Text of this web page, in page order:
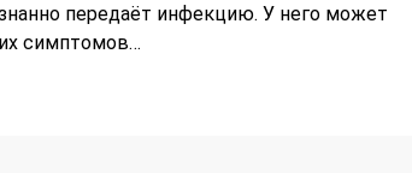
передаёт инфекцию. У него может
симптомов…